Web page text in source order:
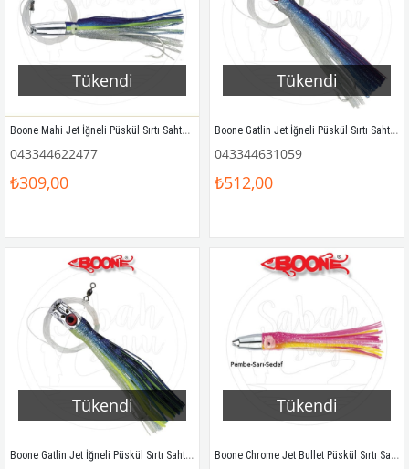
Tükendi
Boone Mahi Jet İğneli Püskül Sırtı Sahtesi 16.5cm Lacivert Gümüş
043344622477
₺309,00
Tükendi
Boone Gatlin Jet İğneli Püskül Sırtı Sahtesi 18cm Mavi / Gümüş / Pembe
043344631059
₺512,00
Tükendi
Boone Gatlin Jet İğneli Püskül Sırtı Sahtesi 18cm Lacivert / Siyah
Tükendi
Boone Chrome Jet Bullet Püskül Sırtı Sahtesi 12cm 28gr Pembe Sarı Sedef